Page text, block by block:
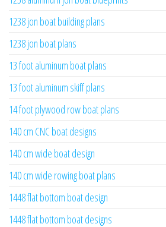
1238 jon boat building plans
1238 jon boat plans
13 foot aluminum boat plans
13 foot aluminum skiff plans
14 foot plywood row boat plans
140 cm CNC boat designs
140 cm wide boat design
140 cm wide rowing boat plans
1448 flat bottom boat design
1448 flat bottom boat designs